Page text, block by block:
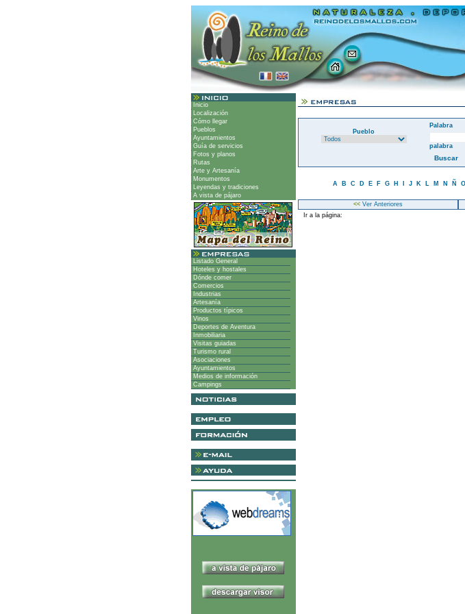
Inicio
Localización
Cómo llegar
Pueblos
Ayuntamientos
Guía de servicios
Fotos y planos
Rutas
Arte y Artesanía
Monumentos
Leyendas y tradiciones
A vista de pájaro
Listado General
Hoteles y hostales
Dónde comer
Comercios
Industrias
Artesanía
Productos típicos
Vinos
Deportes de Aventura
Inmobiliaria
Visitas guiadas
Turismo rural
Asociaciones
Ayuntamientos
Medios de información
Campings
Pueblo
Palabra
palabra
A B C D E F G H J K L M N Ñ O
<<Ver Anteriores
Ir a la página: